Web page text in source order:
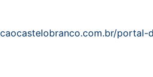
portal-